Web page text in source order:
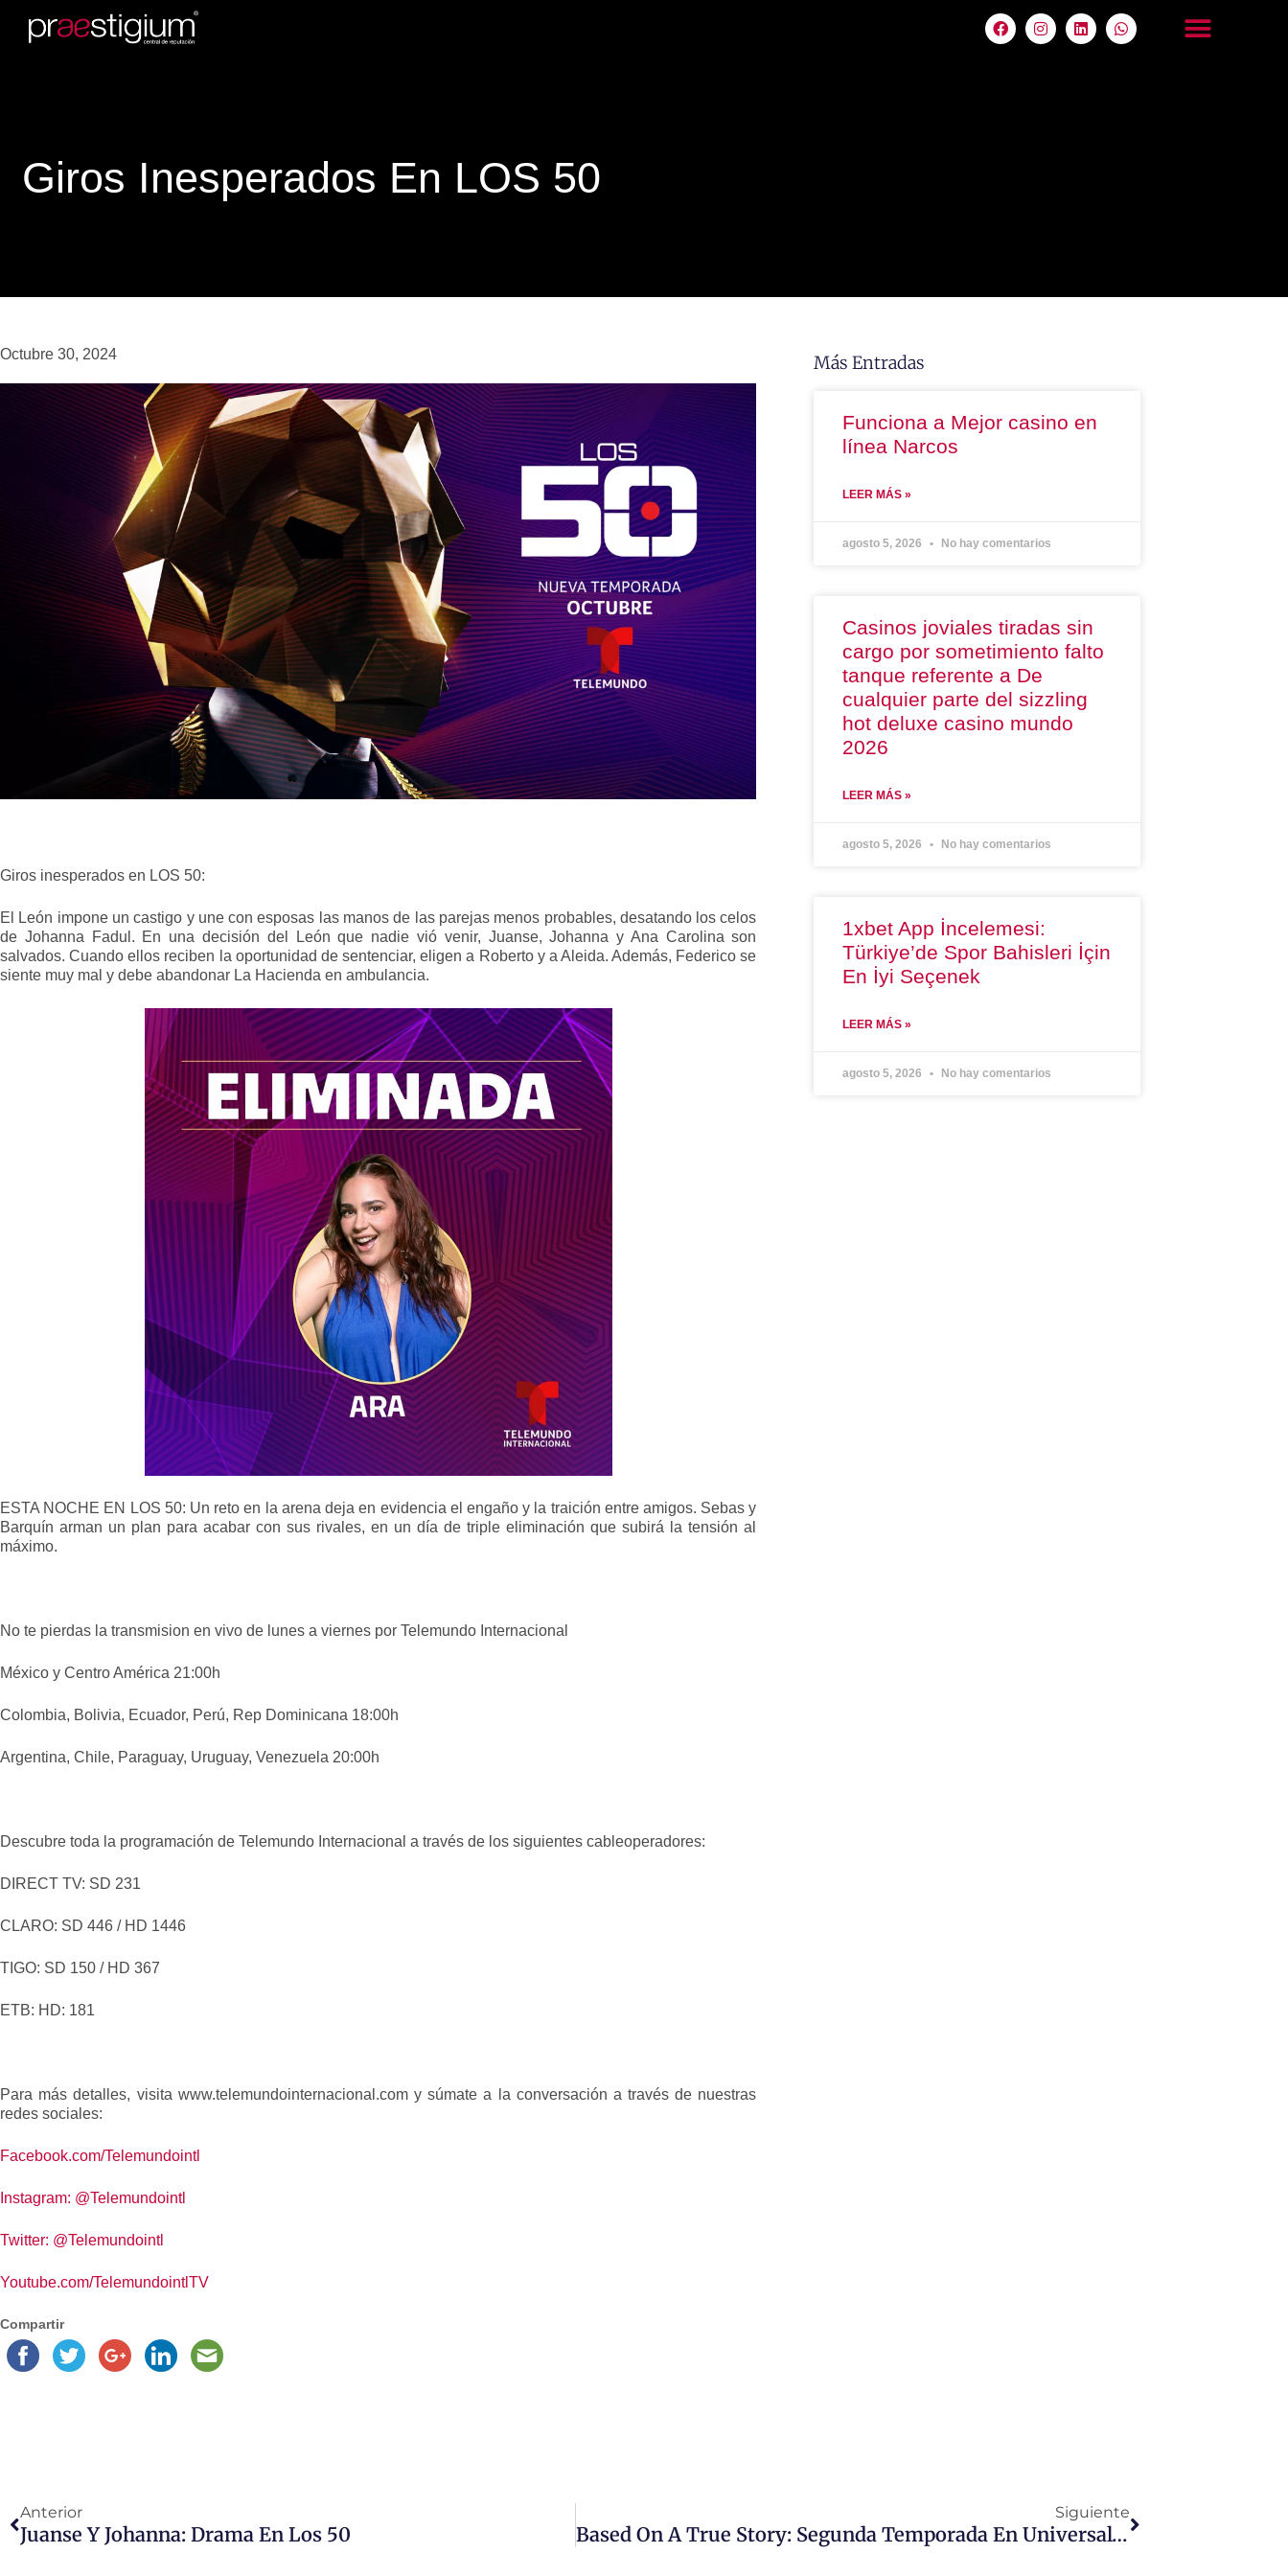
Giros Inesperados En LOS 50
Octubre 30, 2024
Giros inesperados en LOS 50:
El León impone un castigo y une con esposas las manos de las parejas menos probables, desatando los celos
de Johanna Fadul. En una decisión del León que nadie vió venir, Juanse, Johanna y Ana Carolina son
salvados. Cuando ellos reciben la oportunidad de sentenciar, eligen a Roberto y a Aleida. Además, Federico se
siente muy mal y debe abandonar La Hacienda en ambulancia.
ESTA NOCHE EN LOS 50: Un reto en la arena deja en evidencia el engaño y la traición entre amigos. Sebas y
Barquín arman un plan para acabar con sus rivales, en un día de triple eliminación que subirá la tensión al
máximo.
No te pierdas la transmision en vivo de lunes a viernes por Telemundo Internacional
México y Centro América 21:00h
Colombia, Bolivia, Ecuador, Perú, Rep Dominicana 18:00h
Argentina, Chile, Paraguay, Uruguay, Venezuela 20:00h
Descubre toda la programación de Telemundo Internacional a través de los siguientes cableoperadores:
DIRECT TV: SD 231
CLARO: SD 446 / HD 1446
TIGO: SD 150 / HD 367
ETB: HD: 181
Para más detalles, visita www.telemundointernacional.com y súmate a la conversación a través de nuestras
redes sociales:
Facebook.com/Telemundointl
Instagram: @Telemundointl
Twitter: @Telemundointl
Youtube.com/TelemundointlTV
Compartir
Más Entradas
Funciona a Mejor casino en
línea Narcos
LEER MÁS »
agosto 5, 2026 No hay comentarios
Casinos joviales tiradas sin
cargo por sometimiento falto
tanque referente a De
cualquier parte del sizzling
hot deluxe casino mundo
2026
LEER MÁS »
agosto 5, 2026 No hay comentarios
1xbet App İncelemesi:
Türkiye’de Spor Bahisleri İçin
En İyi Seçenek
LEER MÁS »
agosto 5, 2026 No hay comentarios
Anterior
Juanse Y Johanna: Drama En Los 50
Siguiente
Based On A True Story: Segunda Temporada En Universal+ El 29 De Noviembre